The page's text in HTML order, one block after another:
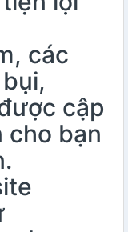
các
cập
cho bạn